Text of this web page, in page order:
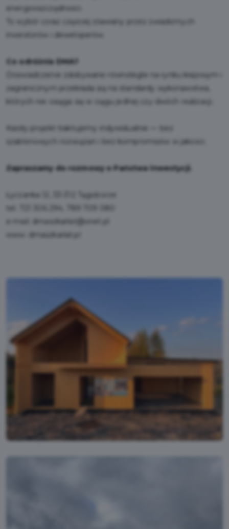
energooszczędności.
To wybór coraz częściej stawiany przez świadomych
inwestorów i deweloperów.
Co odróżnia DMA?
Doświadczenie zdobywane równolegle na rynku krajowym i
zagranicznym przekłada się na standardy wykonawstwa,
których nie osiąga się w ciągu jednej czy dwóch realizacji.
Każdy projekt traktujemy indywidualnie — bez
szablonowych rozwiązań i bez kompromisów w jakości.
Zapraszamy do rozmowy o Państwa inwestycji.
Łyczanka 12, 33-312 Tęgoborze
e-mail: dmaszkarlat@onet.pl
www: dmaszkarlat.pl